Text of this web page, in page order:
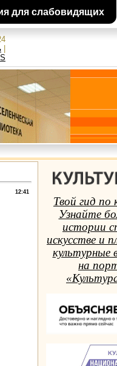
для слабовидящих
12:41
Твой гид по
Узнайте
истории
искусстве и
культурные
на